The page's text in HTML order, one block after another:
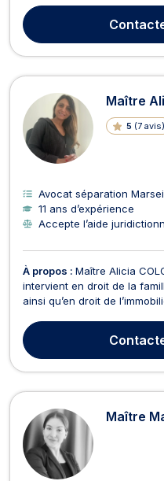
RIBALSKY exerce en droit
problématiques liées au
consenteme...
Maître
5 (7 avis)
Avocat séparation
11 ans d’expérience
Accepte l’aide
À propos : Maître Alicia
intervient en droit de la
ainsi qu’en droit de
se charge des affaires liées
mutuel, pour faute ou pour...
Maître